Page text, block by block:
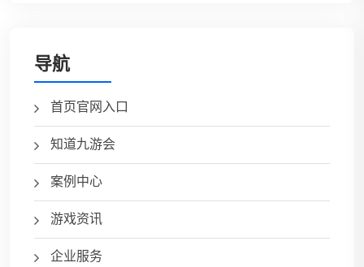
导航
首页官网入口
知道九游会
案例中心
游戏资讯
企业服务